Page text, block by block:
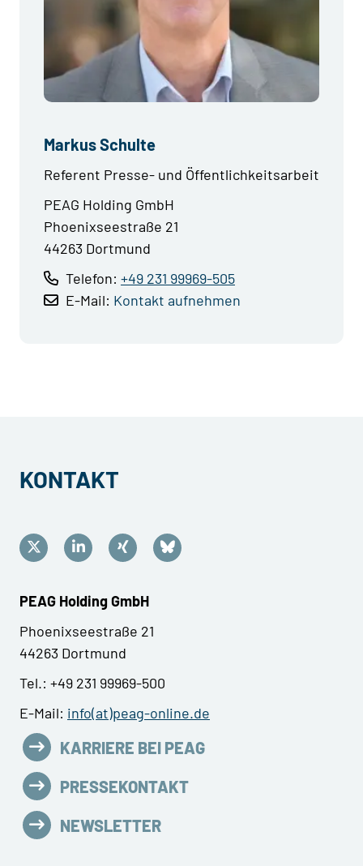
Markus Schulte
Referent Presse- und Öffentlichkeitsarbeit
PEAG Holding GmbH
Phoenixseestraße 21
44263 Dortmund
Telefon: +49 231 99969-505
E-Mail: Kontakt aufnehmen
KONTAKT
PEAG Holding GmbH
Phoenixseestraße 21
44263 Dortmund
Tel.: +49 231 99969-500
E-Mail: info(at)peag-online.de
KARRIERE BEI PEAG
PRESSEKONTAKT
NEWSLETTER